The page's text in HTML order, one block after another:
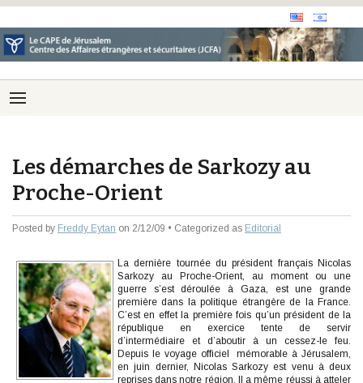
Les démarches de Sarkozy au
Proche-Orient
Posted by Freddy Eytan on 2/12/09 • Categorized as Editorial
La dernière tournée du président français Nicolas
Sarkozy au Proche-Orient, au moment ou une
guerre s’est déroulée à Gaza, est une grande
première dans la politique étrangère de la France.
C’est en effet la première fois qu’un président de la
république en exercice tente de servir
d’intermédiaire et d’aboutir à un cessez-le feu.
Depuis le voyage officiel mémorable à Jérusalem,
en juin dernier, Nicolas Sarkozy est venu à deux
reprises dans notre région. Il a même réussi à atteler